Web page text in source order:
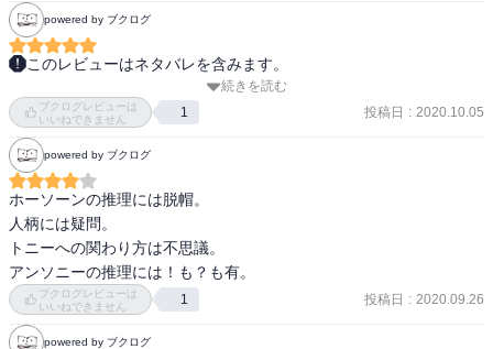
powered by ブクログ
このレビューはネタバレを含みます。
犯人当ては楽しいなぁ。
「作者のドヤ顔が見えるようだ」と言った方がおられたが、ほんと
に良くできている。
翻訳ミステリに馴染みの薄い読者にも「あそこはおかしいと思った
んだよなー」とプライドをくすぐり、ミステリファンには「目くら
まし」で唸らせるという、万人にオススメして間違いない作品では
ないでしょうか。
続きを読む
ブクログレビューは
いいねできません
1 投稿日 : 2020.10.05
powered by ブクログ
ホーソーンの推理には脱帽。
人柄には疑問。
トニーへの関わり方は不思議。
アンソニーの推理には！も？も有。
ブクログレビューは
いいねできません
1 投稿日 : 2020.09.26
powered by ブクログ